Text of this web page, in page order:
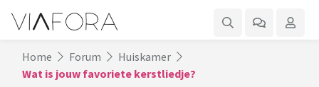
Home Forum
Huiskamer
Wat is jouw favoriete kerstliedje?